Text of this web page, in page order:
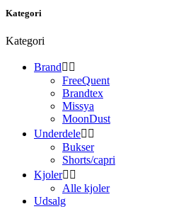
Kategori
Kategori
Brand 
FreeQuent
Brandtex
Missya
MoonDust
Underdele 
Bukser
Shorts/capri
Kjoler 
Alle kjoler
Udsalg